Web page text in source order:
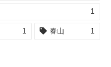
1
1 春山 1